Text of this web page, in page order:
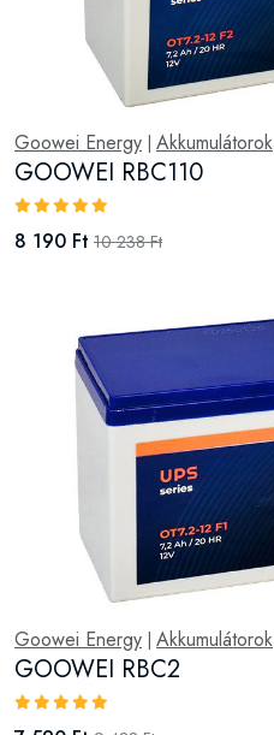
Goowei Energy Akkumulátorok
GOOWEI RBC110
8 190 Ft 10 238 Ft
Goowei Energy Akkumulátorok
GOOWEI RBC2